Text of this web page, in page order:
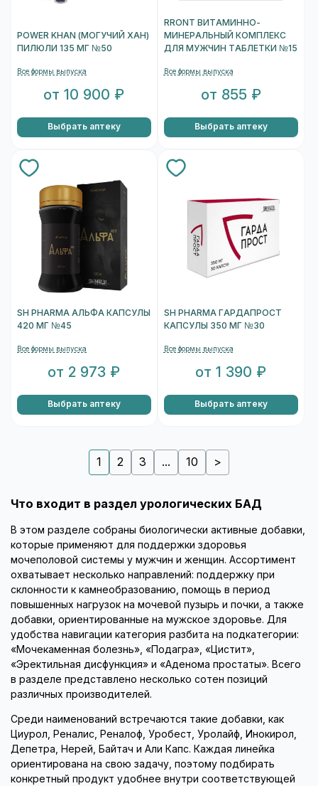
POWER KHAN (МОГУЧИЙ ХАН)
ПИЛЮЛИ 135 МГ №50
Все формы выпуска
от 10 900 ₽
Выбрать аптеку
RRONT ВИТАМИННО-
МИНЕРАЛЬНЫЙ КОМПЛЕКС
ДЛЯ МУЖЧИН ТАБЛЕТКИ №15
Все формы выпуска
от 855 ₽
Выбрать аптеку
SH PHARMA АЛЬФА КАПСУЛЫ
420 МГ №45
Все формы выпуска
от 2 973 ₽
Выбрать аптеку
SH PHARMA ГАРДАПРОСТ
КАПСУЛЫ 350 МГ №30
Все формы выпуска
от 1 390 ₽
Выбрать аптеку
1 2 3 ... 10 >
Что входит в раздел урологических БАД
В этом разделе собраны биологически активные добавки,
которые применяют для поддержки здоровья
мочеполовой системы у мужчин и женщин. Ассортимент
охватывает несколько направлений: поддержку при
склонности к камнеобразованию, помощь в период
повышенных нагрузок на мочевой пузырь и почки, а также
добавки, ориентированные на мужское здоровье. Для
удобства навигации категория разбита на подкатегории:
«Мочекаменная болезнь», «Подагра», «Цистит»,
«Эректильная дисфункция» и «Аденома простаты». Всего
в разделе представлено несколько сотен позиций
различных производителей.
Среди наименований встречаются такие добавки, как
Циурол, Реналис, Реналоф, Уробест, Уролайф, Инокирол,
Депетра, Нерей, Байтач и Али Капс. Каждая линейка
ориентирована на свою задачу, поэтому подбирать
конкретный продукт удобнее внутри соответствующей